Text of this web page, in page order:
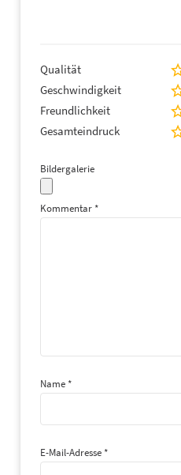
Qualität
Geschwindigkeit
Freundlichkeit
Gesamteindruck
Bildergalerie
Kommentar *
Name *
E-Mail-Adresse *